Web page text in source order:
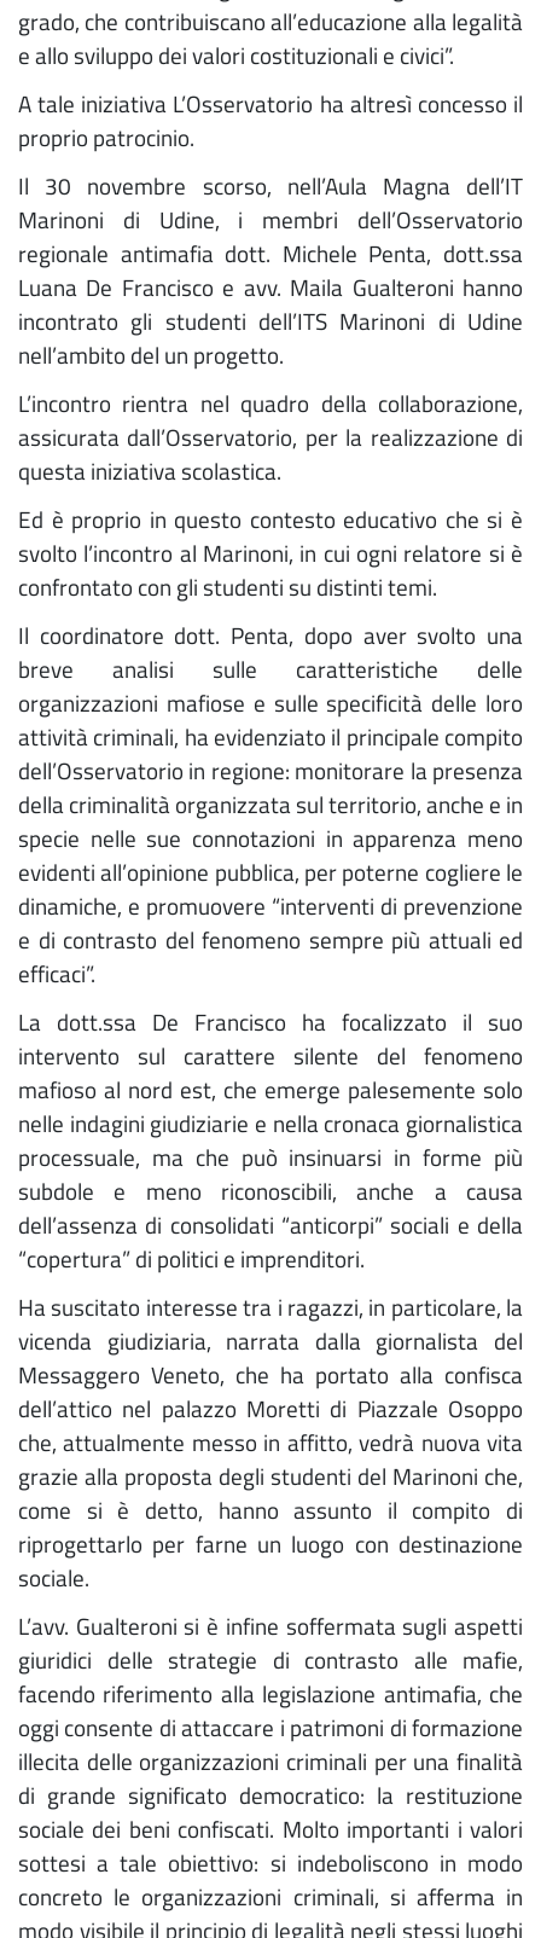
grado, che contribuiscano all’educazione alla legalità
e allo sviluppo dei valori costituzionali e civici”.
A tale iniziativa L’Osservatorio ha altresì concesso il
proprio patrocinio.
Il 30 novembre scorso, nell’Aula Magna dell’IT
Marinoni di Udine, i membri dell’Osservatorio
regionale antimafia dott. Michele Penta, dott.ssa
Luana De Francisco e avv. Maila Gualteroni hanno
incontrato gli studenti dell’ITS Marinoni di Udine
nell’ambito del un progetto.
L’incontro rientra nel quadro della collaborazione,
assicurata dall’Osservatorio, per la realizzazione di
questa iniziativa scolastica.
Ed è proprio in questo contesto educativo che si è
svolto l’incontro al Marinoni, in cui ogni relatore si è
confrontato con gli studenti su distinti temi.
Il coordinatore dott. Penta, dopo aver svolto una
breve analisi sulle caratteristiche delle
organizzazioni mafiose e sulle specificità delle loro
attività criminali, ha evidenziato il principale compito
dell’Osservatorio in regione: monitorare la presenza
della criminalità organizzata sul territorio, anche e in
specie nelle sue connotazioni in apparenza meno
evidenti all’opinione pubblica, per poterne cogliere le
dinamiche, e promuovere “interventi di prevenzione
e di contrasto del fenomeno sempre più attuali ed
efficaci”.
La dott.ssa De Francisco ha focalizzato il suo
intervento sul carattere silente del fenomeno
mafioso al nord est, che emerge palesemente solo
nelle indagini giudiziarie e nella cronaca giornalistica
processuale, ma che può insinuarsi in forme più
subdole e meno riconoscibili, anche a causa
dell’assenza di consolidati “anticorpi” sociali e della
“copertura” di politici e imprenditori.
Ha suscitato interesse tra i ragazzi, in particolare, la
vicenda giudiziaria, narrata dalla giornalista del
Messaggero Veneto, che ha portato alla confisca
dell’attico nel palazzo Moretti di Piazzale Osoppo
che, attualmente messo in affitto, vedrà nuova vita
grazie alla proposta degli studenti del Marinoni che,
come si è detto, hanno assunto il compito di
riprogettarlo per farne un luogo con destinazione
sociale.
L’avv. Gualteroni si è infine soffermata sugli aspetti
giuridici delle strategie di contrasto alle mafie,
facendo riferimento alla legislazione antimafia, che
oggi consente di attaccare i patrimoni di formazione
illecita delle organizzazioni criminali per una finalità
di grande significato democratico: la restituzione
sociale dei beni confiscati. Molto importanti i valori
sottesi a tale obiettivo: si indeboliscono in modo
concreto le organizzazioni criminali, si afferma in
modo visibile il principio di legalità negli stessi luoghi